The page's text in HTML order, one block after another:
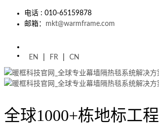
电话 : 010-65159878
邮箱： mkt@warmframe.com
EN FR CN
全球1000+栋地标工程